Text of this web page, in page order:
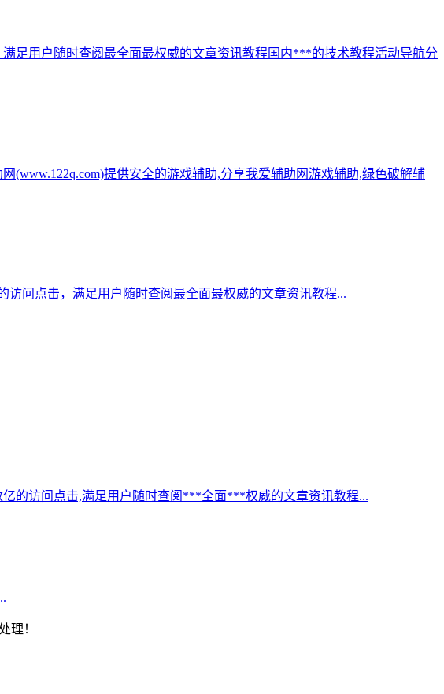
足用户随时查阅最全面最权威的文章资讯教程国内***的技术教程活动导航分
(www.122q.com)提供安全的游戏辅助,分享我爱辅助网游戏辅助,绿色破解辅
问点击，满足用户随时查阅最全面最权威的文章资讯教程...
的访问点击,满足用户随时查阅***全面***权威的文章资讯教程...
理！